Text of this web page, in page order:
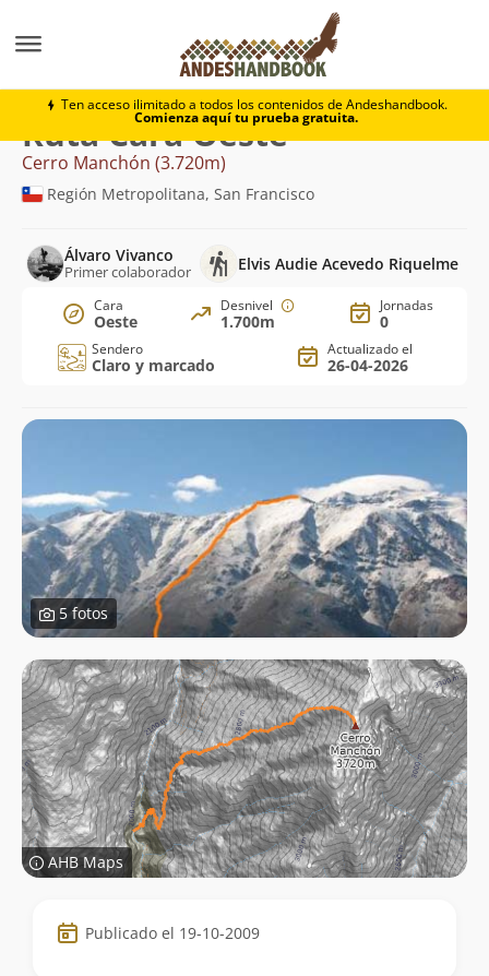
Ten acceso ilimitado a todos los contenidos de Andeshandbook.
Comienza aquí tu prueba gratuita.
Cerro Manchón Cara Oeste
Ruta Cara Oeste
Cerro Manchón (3.720m)
Región Metropolitana, San Francisco
Álvaro Vivanco
Primer colaborador Elvis Audie Acevedo Riquelme
Cara
Oeste
Desnivel
1.700m
Jornadas
0
Sendero
Claro y marcado
Actualizado el
26-04-2026
5 fotos
AHB Maps
Datos
de
Publicado el 19-10-2009